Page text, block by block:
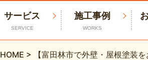
サービス
SERVICE
施工事例
WORKS
HOME > 【富田林市で外壁・屋根塗装